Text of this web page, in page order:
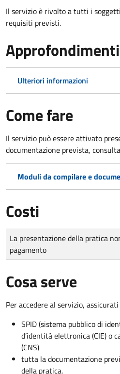
Il servizio è rivolto a tutti i
requisiti previsti.
Approfondimenti
Ulteriori informazioni
Come fare
Il servizio può essere attivato
documentazione prevista,
Moduli da compilare e
Costi
Tipo di pagamento
Importo
La presentazione della pratica
pagamento
Cosa serve
Per accedere al servizio,
SPID (sistema pubblico di
d’identità elettronica (CIE) o
(CNS)
tutta la documentazione
della pratica.